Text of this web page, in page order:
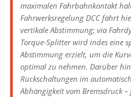
maximalen Fahrbahnkontakt
Fahrwerksregelung DCC fährt
vertikale Abstimmung; via
Torque-Splitter wird indes eine
Abstimmung erzielt, um die
optimal zu nehmen. Darüber
Rückschaltungen im
Abhängigkeit vom Bremsdruck